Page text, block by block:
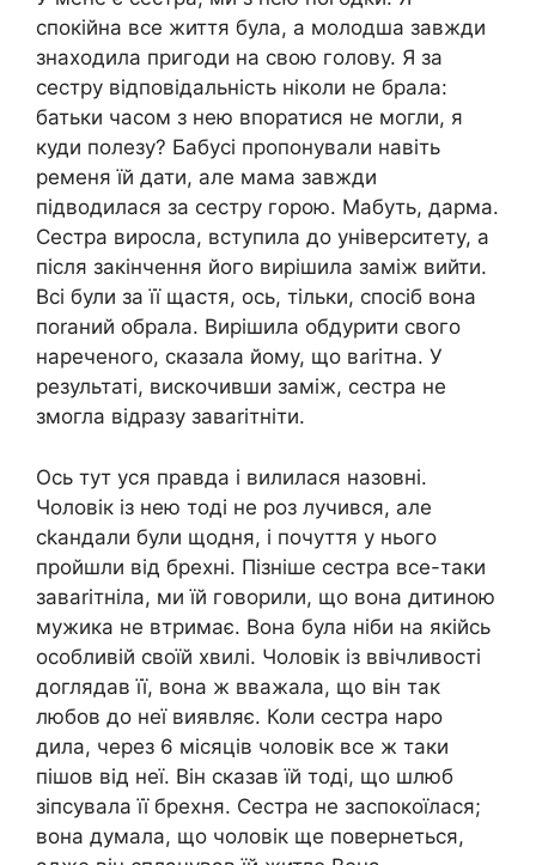
спокійна все життя була, а молодша завжди
знаходила пригоди на свою голову. Я за
сестру відповідальність ніколи не брала:
батьки часом з нею впоратися не могли, я
куди полезу? Бабусі пропонували навіть
ременя їй дати, але мама завжди
підводилася за сестру горою. Мабуть, дарма.
Сестра виросла, вступила до університету, а
після закінчення його вирішила заміж вийти.
Всі були за її щастя, ось, тільки, спосіб вона
поrаний обрала. Вирішила обдурити свого
нареченого, сказала йому, що ваrітна. У
результаті, вискочивши заміж, сестра не
змогла відразу заваrітніти.
Ось тут уся правда і вилилася назовні.
Чоловік із нею тоді не роз лучився, але
сkандали були щодня, і почуття у нього
пройшли від брехні. Пізніше сестра все-таки
заваrітніла, ми їй говорили, що вона дитиною
мужика не втримає. Вона була ніби на якійсь
особливій своїй хвилі. Чоловік із ввічливості
доглядав її, вона ж вважала, що він так
любов до неї виявляє. Коли сестра наро
дила, через 6 місяців чоловік все ж таки
пішов від неї. Він сказав їй тоді, що шлюб
зіпсувала її брехня. Сестра не заспокоїлася;
вона думала, що чоловік ще повернеться,